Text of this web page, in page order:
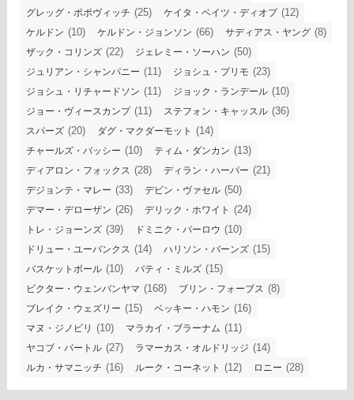
グレッグ・ポポヴィッチ (25) ケイタ・ベイツ・ディオプ(12)
ケルドン (10) ケルドン・ジョンソン (66) サディアス・ヤング (8)
ザック・コリンズ (22) ジェレミー・ソーハン (50)
ジュリアン・シャンパニー (11) ジョシュ・プリモ (23)
ジョシュ・リチャードソン (11) ジョック・ランデール (10)
ジョー・ヴィースカンプ(11) ステフォン・キャッスル (36)
スパーズ (20) ダグ・マクダーモット (14)
チャールズ・バッシー (10) ティム・ダンカン (13)
ディアロン・フォックス (28) ディラン・ハーパー (21)
デジョンテ・マレー (33) デビン・ヴァセル (50)
デマー・デローザン (26) デリック・ホワイト (24)
トレ・ジョーンズ (39) ドミニク・バーロウ (10)
ドリュー・ユーバンクス (14) ハリソン・バーンズ (15)
バスケットボール (10) パティ・ミルズ (15)
ビクター・ウェンバンヤマ (168) ブリン・フォーブス (8)
ブレイク・ウェズリー (15) ベッキー・ハモン (16)
マヌ・ジノビリ (10) マラカイ・ブラーナム (11)
ヤコブ・パートル (27) ラマーカス・オルドリッジ (14)
ルカ・サマニッチ (16) ルーク・コーネット (12) ロニー (28)